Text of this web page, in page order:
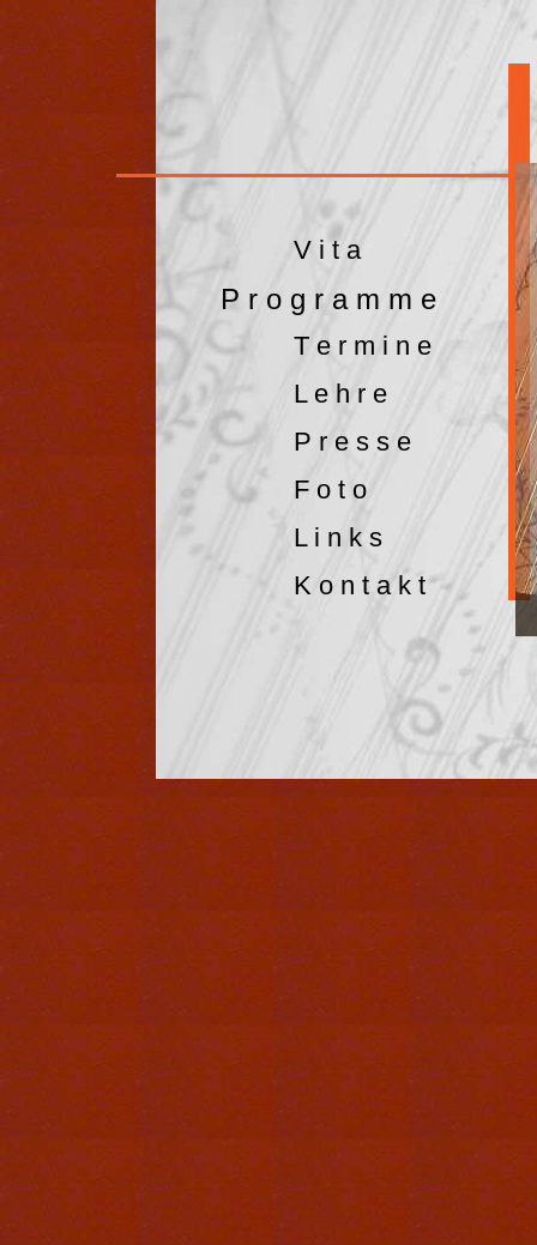
V i t a
P r o g r a m m e
T e r m i n e
L e h r e
P r e s s e
F o t o
L i n k s
K o n t a k t